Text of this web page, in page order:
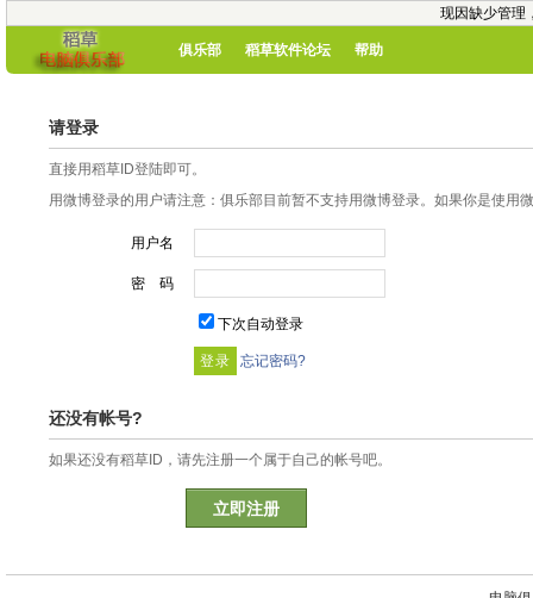
现因缺少管理
俱乐部 稻草软件论坛 帮助
请登录
直接用稻草ID登陆即可。
用微博登录的用户请注意：俱乐部目前暂不支持用微博登录。如果你是使用
用户名
密 码
下次自动登录
忘记密码?
还没有帐号?
如果还没有稻草ID，请先注册一个属于自己的帐号吧。
立即注册